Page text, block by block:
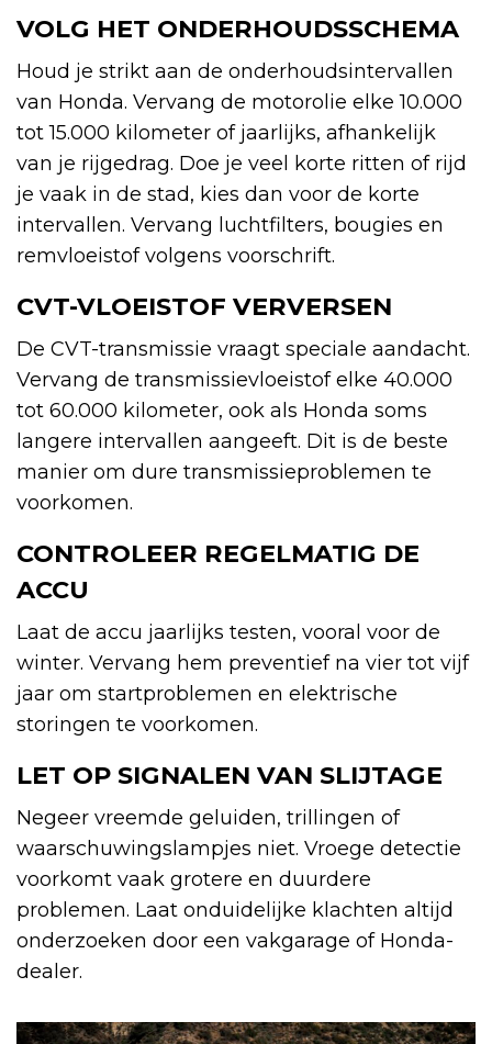
VOLG HET ONDERHOUDSSCHEMA
Houd je strikt aan de onderhoudsintervallen
van Honda. Vervang de motorolie elke 10.000
tot 15.000 kilometer of jaarlijks, afhankelijk
van je rijgedrag. Doe je veel korte ritten of rijd
je vaak in de stad, kies dan voor de korte
intervallen. Vervang luchtfilters, bougies en
remvloeistof volgens voorschrift.
CVT-VLOEISTOF VERVERSEN
De CVT-transmissie vraagt speciale aandacht.
Vervang de transmissievloeistof elke 40.000
tot 60.000 kilometer, ook als Honda soms
langere intervallen aangeeft. Dit is de beste
manier om dure transmissieproblemen te
voorkomen.
CONTROLEER REGELMATIG DE
ACCU
Laat de accu jaarlijks testen, vooral voor de
winter. Vervang hem preventief na vier tot vijf
jaar om startproblemen en elektrische
storingen te voorkomen.
LET OP SIGNALEN VAN SLIJTAGE
Negeer vreemde geluiden, trillingen of
waarschuwingslampjes niet. Vroege detectie
voorkomt vaak grotere en duurdere
problemen. Laat onduidelijke klachten altijd
onderzoeken door een vakgarage of Honda-
dealer.